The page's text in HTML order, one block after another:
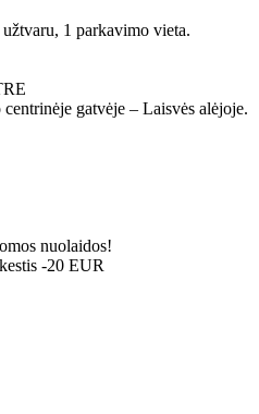
1 parkavimo vieta.
gatvėje – Laisvės alėjoje.
nuolaidos!
-20 EUR